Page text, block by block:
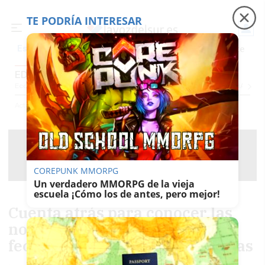
Es noticia Precio luz Padre Coraje Fábrica de botellas
EDUCACIÓN
EconomíaSociedadInternacionalPolíticaEcologíaEducación Salud
Actualidad Educación
Cuenta atrás para conocer las
notas de la PAU en Andalucía:
fecha, hora y dónde consultarlas
TE PODRÍA INTERESAR
COREPUNK MMORPG
Un verdadero MMORPG de la vieja
escuela ¡Cómo los de antes, pero mejor!